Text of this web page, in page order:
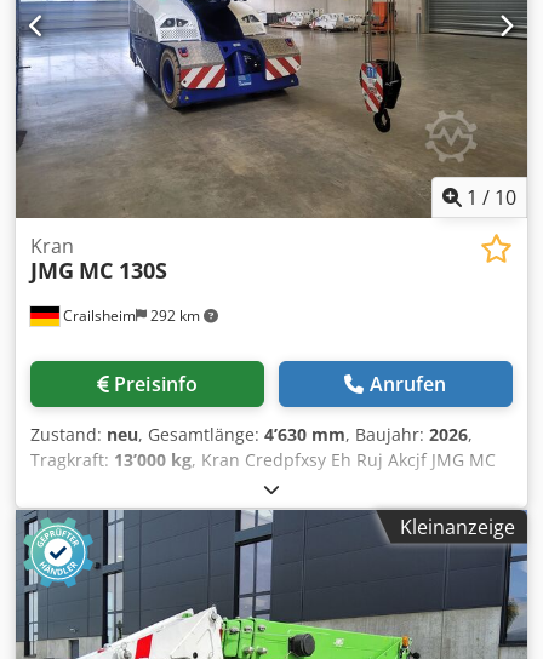
1 / 10
Crailsheim 292 km
Kran
JMG MC 130S
Preisinfo Anrufen
Zustand: neu, Gesamtlänge: 4’630 mm, Baujahr: 2026,
Tragkraft: 13’000 kg, Kran Credpfxsy Eh Ruj Akcjf JMG MC
130S Antrieb Elektro Baujahr 2026 Tragkraft (kg) 13.000
Kleinanzeige